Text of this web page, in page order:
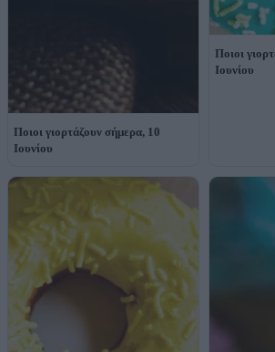
Ποιοι γιορτάζουν σήμερα, 10
Ιουνίου
Ποιοι
Ιουνίου